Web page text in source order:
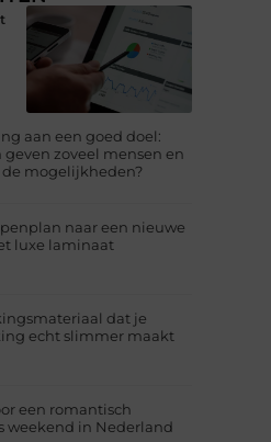
aan een goed doel:
geven zoveel mensen en
mogelijkheden?
naar een nieuwe
luxe laminaat
dat je
echt slimmer maakt
een romantisch
weekend in Nederland